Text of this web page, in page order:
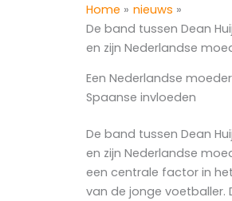
Home
nieuws
De band tussen Dean
en zijn Nederlandse
Een Nederlandse
Spaanse invloeden
De band tussen Dean
en zijn Nederlandse
een centrale factor in
van de jonge voetballer.